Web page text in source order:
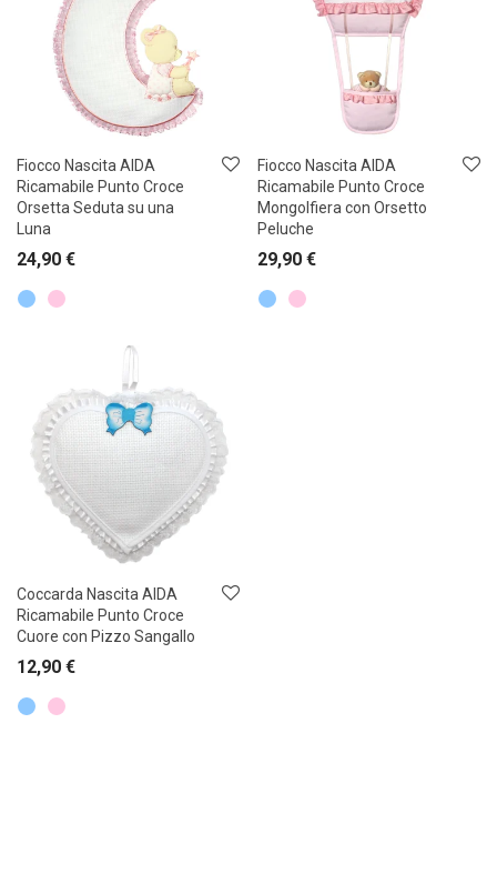
Fiocco Nascita AIDA
Ricamabile Punto Croce
Orsetta Seduta su una
Luna
24,90 €
Fiocco Nascita AIDA
Ricamabile Punto Croce
Mongolfiera con Orsetto
Peluche
29,90 €
Coccarda Nascita AIDA
Ricamabile Punto Croce
Cuore con Pizzo Sangallo
12,90 €